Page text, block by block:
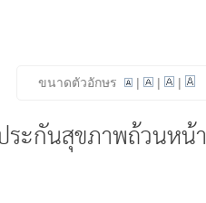
ขนาดตัวอักษร | | |
ะกันสุขภาพถ้วนหน้า